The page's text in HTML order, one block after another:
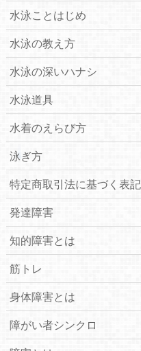
水泳ことはじめ
水泳の教え方
水泳の深いハナシ
水泳道具
水着のえらび方
泳ぎ方
特定商取引法に基づく表記
発達障害
知的障害とは
筋トレ
身体障害とは
障がい者シンクロ